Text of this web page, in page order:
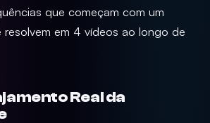
que começam com um
resolvem em 4 vídeos ao longo de
Real da